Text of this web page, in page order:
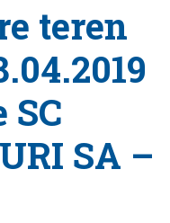
teren
SC
SA –